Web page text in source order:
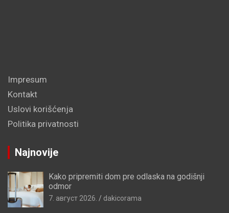
Impresum
Kontakt
Uslovi korišćenja
Politika privatnosti
Najnovije
Kako pripremiti dom pre odlaska na godišnji
odmor
7. август 2026. dakicorama